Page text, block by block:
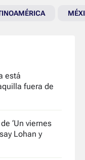
está
fuera de
‘Un viernes
Lohan y